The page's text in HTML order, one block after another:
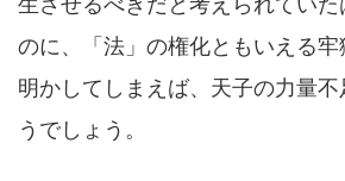
のに、「法」の権化ともいえる牢
明かしてしまえば、天子の力量不
うでしょう。